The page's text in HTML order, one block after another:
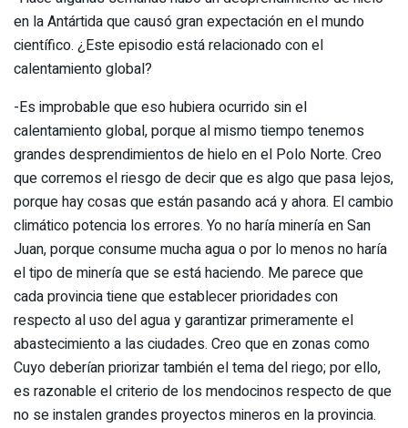
en la Antártida que causó gran expectación en el mundo
científico. ¿Este episodio está relacionado con el
calentamiento global?
-Es improbable que eso hubiera ocurrido sin el
calentamiento global, porque al mismo tiempo tenemos
grandes desprendimientos de hielo en el Polo Norte. Creo
que corremos el riesgo de decir que es algo que pasa lejos,
porque hay cosas que están pasando acá y ahora. El cambio
climático potencia los errores. Yo no haría minería en San
Juan, porque consume mucha agua o por lo menos no haría
el tipo de minería que se está haciendo. Me parece que
cada provincia tiene que establecer prioridades con
respecto al uso del agua y garantizar primeramente el
abastecimiento a las ciudades. Creo que en zonas como
Cuyo deberían priorizar también el tema del riego; por ello,
es razonable el criterio de los mendocinos respecto de que
no se instalen grandes proyectos mineros en la provincia.